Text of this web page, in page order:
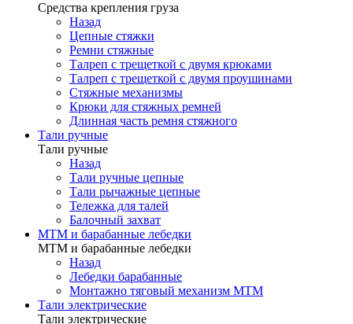
Средства крепления груза
Назад
Цепные стяжки
Ремни стяжные
Талреп с трещеткой с двумя крюками
Талреп с трещеткой с двумя проушинами
Стяжные механизмы
Крюки для стяжных ремней
Длинная часть ремня стяжного
Тали ручные
Тали ручные
Назад
Тали ручные цепные
Тали рычажные цепные
Тележка для талей
Балочный захват
МТМ и барабанные лебедки
МТМ и барабанные лебедки
Назад
Лебедки барабанные
Монтажно тяговый механизм МТМ
Тали электрические
Тали электрические